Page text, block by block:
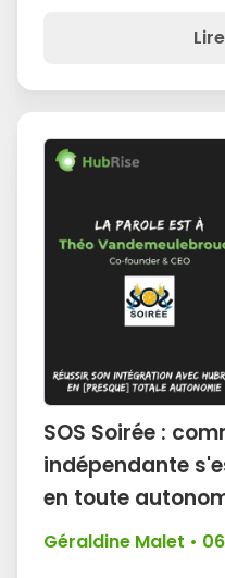
SOS Soirée :
indépendante
en toute
Géraldine Malet •